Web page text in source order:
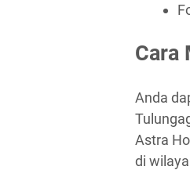
Cara
Anda
Astra
di